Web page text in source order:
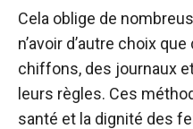
Cela oblige de
n’avoir d’autre choix
chiffons, des journaux
leurs règles. Ces
santé et la dignité des